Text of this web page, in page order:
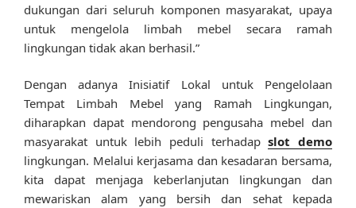
dukungan dari seluruh komponen masyarakat, upaya
untuk mengelola limbah mebel secara ramah
lingkungan tidak akan berhasil.”
Dengan adanya Inisiatif Lokal untuk Pengelolaan
Tempat Limbah Mebel yang Ramah Lingkungan,
diharapkan dapat mendorong pengusaha mebel dan
masyarakat untuk lebih peduli terhadapslot demo
lingkungan. Melalui kerjasama dan kesadaran bersama,
kita dapat menjaga keberlanjutan lingkungan dan
mewariskan alam yang bersih dan sehat kepada